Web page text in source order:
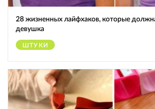
28 жизненных лайфхаков, которые
девушка
ШТУКИ